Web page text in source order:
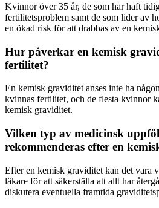
Kvinnor över 35 år, de som har haft
fertilitetsproblem samt de som lider av
en ökad risk för att drabbas av en
Hur påverkar en kemisk
fertilitet?
En kemisk graviditet anses inte ha
kvinnas fertilitet, och de flesta kvinnor
kemisk graviditet.
Vilken typ av medicinsk
rekommenderas efter en
Efter en kemisk graviditet kan det vara
läkare för att säkerställa att allt har
diskutera eventuella framtida